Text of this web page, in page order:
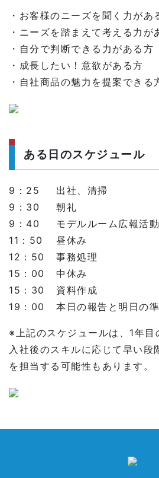
・お客様のニーズを聞く力があ
・ニーズを踏まえて考える力が
・自分で判断できる力がある方
・成長したい！意欲がある方
・自社商品の魅力を提案できる
ある日のスケジュール
9：25
9：30
9：40
11：50
12：50
15：00
15：30
19：00
出社、清掃
朝礼
モデルルーム広報活動
昼休み
事務処理
中休み
資料作成
本日の報告と明日の
※上記のスケジュールは、1年目
入社後のスキルに応じて早い段
を担当する可能性もあります。